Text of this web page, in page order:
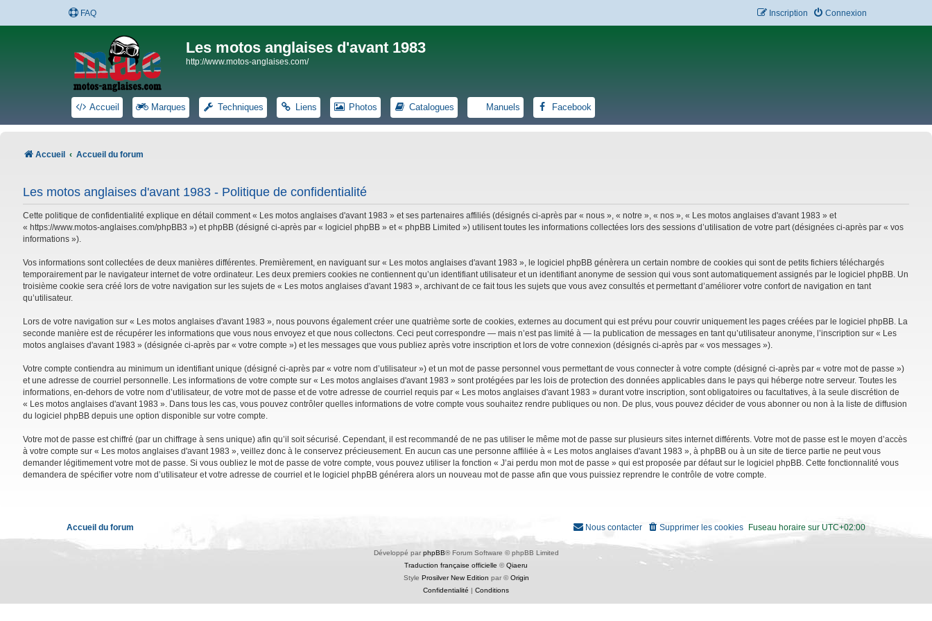
FAQ Connexion
Inscription
Les motos anglaises d'avant 1983
http://www.motos-anglaises.com/
Accueil Marques Techniques Liens Photos Catalogues Manuels Facebook
Accueil Accueil du forum
Les motos anglaises d'avant 1983 - Politique de confidentialité
Cette politique de confidentialité explique en détail comment « Les motos anglaises d'avant 1983 » et ses partenaires affiliés (désignés ci-après par « nous », « notre », « nos », « Les motos anglaises d'avant 1983 » et
« https://www.motos-anglaises.com/phpBB3 ») et phpBB (désigné ci-après par « logiciel phpBB » et « phpBB Limited ») utilisent toutes les informations collectées lors des sessions d’utilisation de votre part (désignées ci-après par « vos
informations »).
Vos informations sont collectées de deux manières différentes. Premièrement, en naviguant sur « Les motos anglaises d'avant 1983 », le logiciel phpBB génèrera un certain nombre de cookies qui sont de petits fichiers téléchargés
temporairement par le navigateur internet de votre ordinateur. Les deux premiers cookies ne contiennent qu’un identifiant utilisateur et un identifiant anonyme de session qui vous sont automatiquement assignés par le logiciel phpBB. Un
troisième cookie sera créé lors de votre navigation sur les sujets de « Les motos anglaises d'avant 1983 », archivant de ce fait tous les sujets que vous avez consultés et permettant d’améliorer votre confort de navigation en tant
qu’utilisateur.
Lors de votre navigation sur « Les motos anglaises d'avant 1983 », nous pouvons également créer une quatrième sorte de cookies, externes au document qui est prévu pour couvrir uniquement les pages créées par le logiciel phpBB. La
seconde manière est de récupérer les informations que vous nous envoyez et que nous collectons. Ceci peut correspondre — mais n’est pas limité à — la publication de messages en tant qu’utilisateur anonyme, l’inscription sur « Les
motos anglaises d'avant 1983 » (désignée ci-après par « votre compte ») et les messages que vous publiez après votre inscription et lors de votre connexion (désignés ci-après par « vos messages »).
Votre compte contiendra au minimum un identifiant unique (désigné ci-après par « votre nom d’utilisateur ») et un mot de passe personnel vous permettant de vous connecter à votre compte (désigné ci-après par « votre mot de passe »)
et une adresse de courriel personnelle. Les informations de votre compte sur « Les motos anglaises d'avant 1983 » sont protégées par les lois de protection des données applicables dans le pays qui héberge notre serveur. Toutes les
informations, en-dehors de votre nom d’utilisateur, de votre mot de passe et de votre adresse de courriel requis par « Les motos anglaises d'avant 1983 » durant votre inscription, sont obligatoires ou facultatives, à la seule discrétion de
« Les motos anglaises d'avant 1983 ». Dans tous les cas, vous pouvez contrôler quelles informations de votre compte vous souhaitez rendre publiques ou non. De plus, vous pouvez décider de vous abonner ou non à la liste de diffusion
du logiciel phpBB depuis une option disponible sur votre compte.
Votre mot de passe est chiffré (par un chiffrage à sens unique) afin qu’il soit sécurisé. Cependant, il est recommandé de ne pas utiliser le même mot de passe sur plusieurs sites internet différents. Votre mot de passe est le moyen d’accès
à votre compte sur « Les motos anglaises d'avant 1983 », veillez donc à le conservez précieusement. En aucun cas une personne affiliée à « Les motos anglaises d'avant 1983 », à phpBB ou à un site de tierce partie ne peut vous
demander légitimement votre mot de passe. Si vous oubliez le mot de passe de votre compte, vous pouvez utiliser la fonction « J’ai perdu mon mot de passe » qui est proposée par défaut sur le logiciel phpBB. Cette fonctionnalité vous
demandera de spécifier votre nom d’utilisateur et votre adresse de courriel et le logiciel phpBB générera alors un nouveau mot de passe afin que vous puissiez reprendre le contrôle de votre compte.
Accueil du forum Fuseau horaire sur UTC+02:00
Supprimer les cookies
Nous contacter
Développé par phpBB® Forum Software © phpBB Limited
Traduction française officielle ©Qiaeru
Style Prosilver New Edition par ©Origin
Confidentialité
Conditions